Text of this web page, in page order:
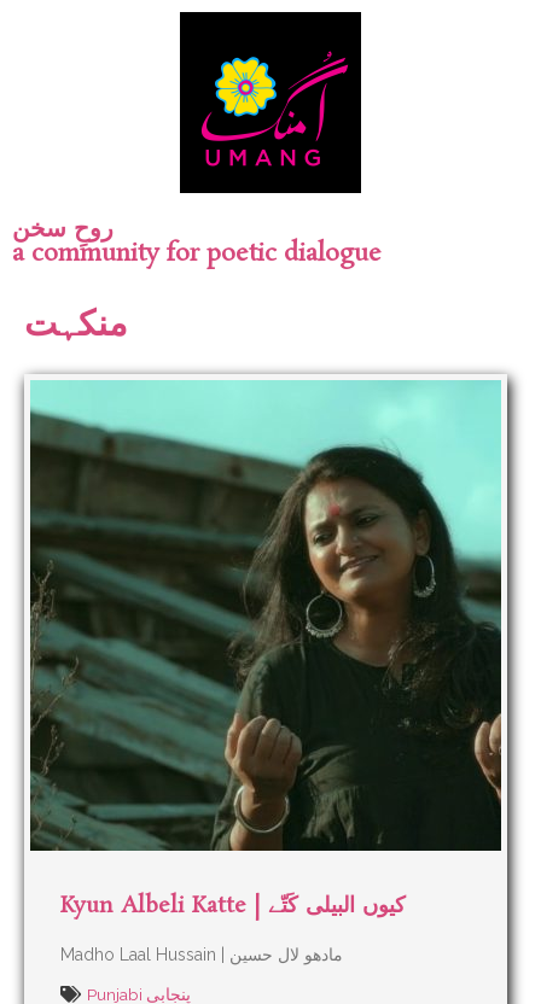
روحِ سخن
a community for poetic dialogue
منکہت
Kyun Albeli Katte | کیوں البیلی کَتّے
Madho Laal Hussain | مادھو لال حسین
Punjabi پنجابی